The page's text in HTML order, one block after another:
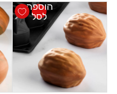
הוספה
לסל